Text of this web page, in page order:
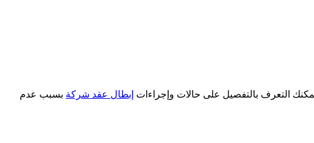
التعرف بالتفصيل على حالات وإجراءات إبطال عقد شركة بسبب عدم